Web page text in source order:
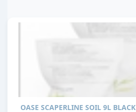
OASE SCAPERLINE SOIL 9L BLACK